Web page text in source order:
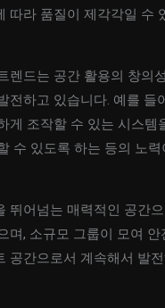
따라 품질이 제각각일 수
렌드는 공간 활용의 창의
전하고 있습니다. 예를 들
게 조작할 수 있는 시스템
수 있도록 하는 등의 노
뛰어넘는 매력적인 공간
며, 소규모 그룹이 모여 안
공간으로서 계속해서 발